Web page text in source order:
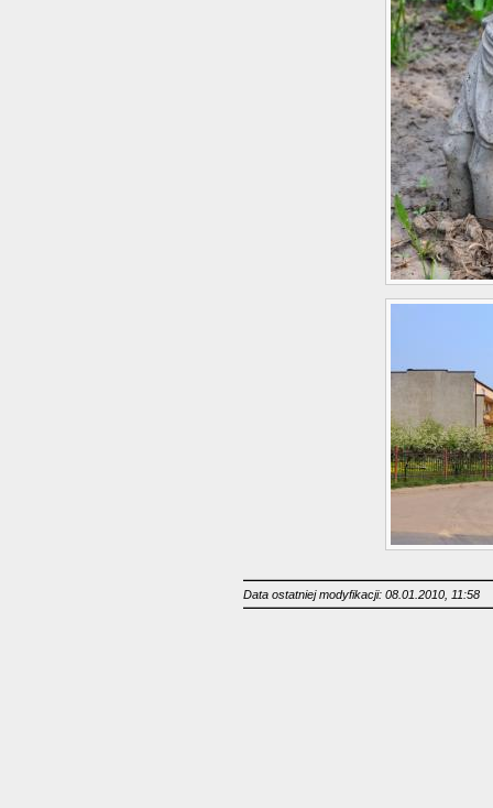
Data ostatniej modyfikacji: 08.01.2010, 11:58